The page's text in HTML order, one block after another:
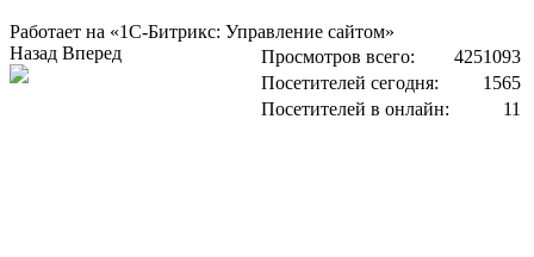
Работает на «1С-Битрикс: Управление сайтом»
Просмотров всего:
4251093
Посетителей сегодня:
1565
Посетителей в онлайн:
11
Назад Вперед